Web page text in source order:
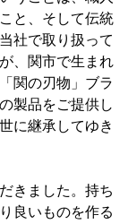
と、そして伝統
社で取り扱って
、関市で生まれ
関の刃物」ブラ
製品をご提供し
に継承してゆき
きました。持ち
良いものを作る